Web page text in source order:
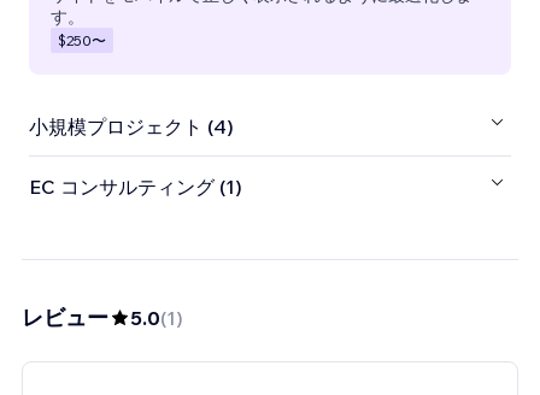
す。
$250〜
小規模プロジェクト (4)
EC コンサルティング (1)
レビュー 5.0(1)